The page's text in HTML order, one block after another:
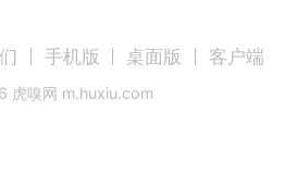
手机版 桌面版 客户端
虎嗅网 m.huxiu.com